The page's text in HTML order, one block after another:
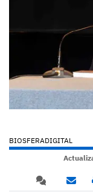
BIOSFERADIGITAL